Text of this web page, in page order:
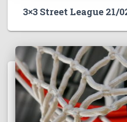
3×3 Street League 21/